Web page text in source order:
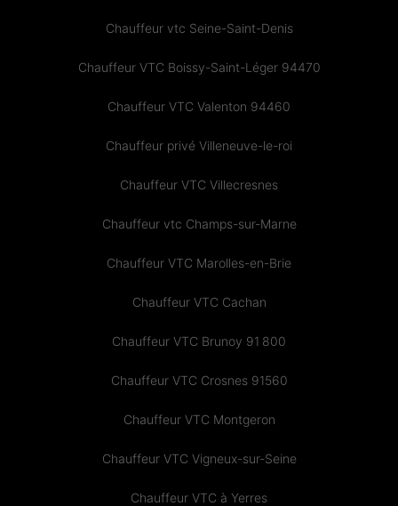
Chauffeur vtc Seine-Saint-Denis
Chauffeur VTC Boissy-Saint-Léger 94470
Chauffeur VTC Valenton 94460
Chauffeur privé Villeneuve-le-roi
Chauffeur VTC Villecresnes
Chauffeur vtc Champs-sur-Marne
Chauffeur VTC Marolles-en-Brie
Chauffeur VTC Cachan
Chauffeur VTC Brunoy 91 800
Chauffeur VTC Crosnes 91560
Chauffeur VTC Montgeron
Chauffeur VTC Vigneux-sur-Seine
Chauffeur VTC à Yerres